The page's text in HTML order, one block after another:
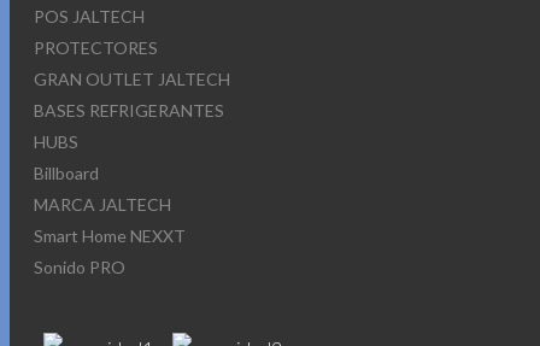
POS JALTECH
PROTECTORES
GRAN OUTLET JALTECH
BASES REFRIGERANTES
HUBS
Billboard
MARCA JALTECH
Smart Home NEXXT
Sonido PRO